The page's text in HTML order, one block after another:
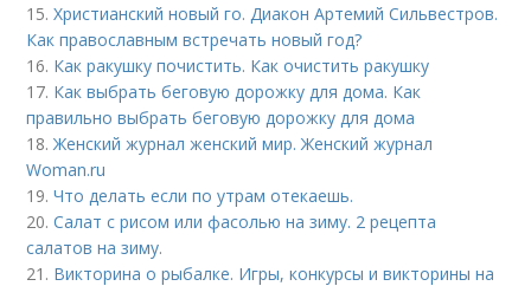
15.Христианский новый го. Диакон Артемий Сильвестров.
Как православным встречать новый год?
16. Как ракушку почистить. Как очистить ракушку
17. Как выбрать беговую дорожку для дома. Как
правильно выбрать беговую дорожку для дома
18.Женский журнал женский мир. Женский журнал
Woman.ru
19.Что делать если по утрам отекаешь.
20.Салат с рисом или фасолью на зиму. 2 рецепта
салатов на зиму.
21. Викторина о рыбалке. Игры, конкурсы и викторины на